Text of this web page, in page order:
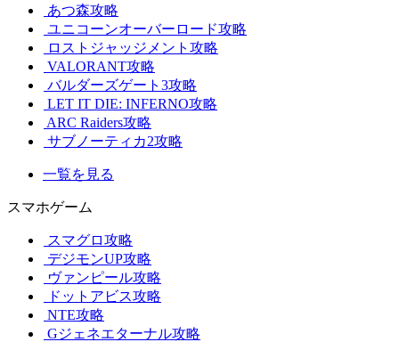
あつ森攻略
ユニコーンオーバーロード攻略
ロストジャッジメント攻略
VALORANT攻略
バルダーズゲート3攻略
LET IT DIE: INFERNO攻略
ARC Raiders攻略
サブノーティカ2攻略
一覧を見る
スマホゲーム
スマグロ攻略
デジモンUP攻略
ヴァンピール攻略
ドットアビス攻略
NTE攻略
Gジェネエターナル攻略